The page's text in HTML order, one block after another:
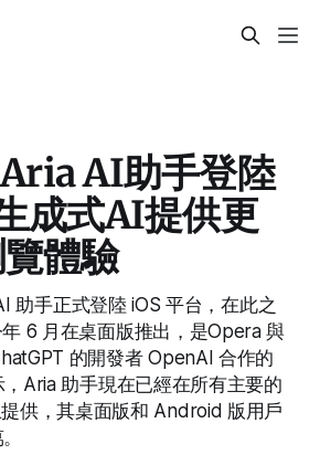
AI助手登陸
成式AI提供更
體驗
助手正式登陸 iOS 平台，在此之
6 月在桌面版推出，是Opera 與
的開發者 OpenAI 合作的
Aria 助手現在已經在所有主要的
供，其桌面版和 Android 版用戶